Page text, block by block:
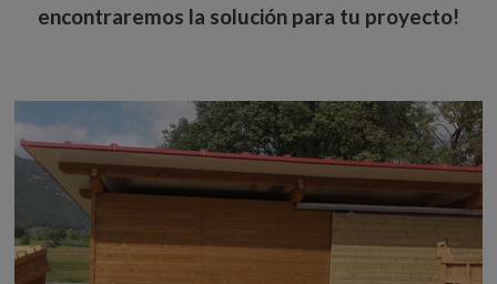
encontraremos la solución para tu proyecto!